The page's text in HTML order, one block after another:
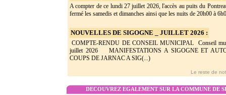
A compter de ce lundi 27 juillet 2026, l'accès au puits du
fermé les samedis et dimanches ainsi que les nuits de 20h00 à
NOUVELLES DE SIGOGNE _ JUILLET 2026 :
COMPTE-RENDU DE CONSEIL MUNICIPAL Conseil
juillet 2026 MANIFESTATIONS A SIGOGNE ET
COUPS DE JARNAC A SIG(...)
Le reste de
DECOUVREZ EGALEMENT SUR LA COMMUNE DE